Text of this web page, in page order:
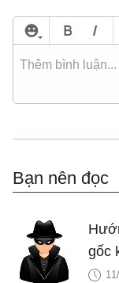
Bạn nên đọc
gốc